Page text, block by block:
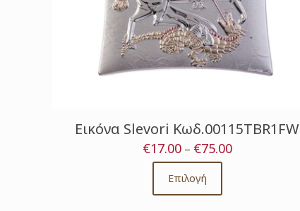
Εικόνα Slevori Κωδ.00115TBR1FW
€17.00 – €75.00Price
Επιλογή
This
product